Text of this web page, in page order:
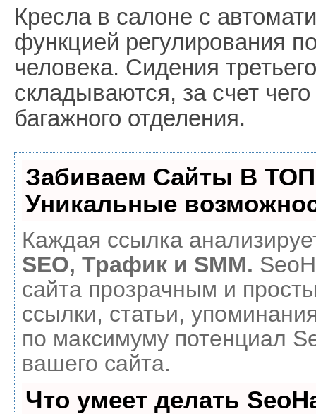
Кресла в салоне с
функцией регулирования
человека. Сидения
складываются, за счет
багажного отделения.
Забиваем Сайты В
Уникальные
Каждая ссылка
SEO, Трафик и SMM.
сайта прозрачным и
ссылки, статьи,
по максимуму потенциал
вашего сайта.
Что умеет делать